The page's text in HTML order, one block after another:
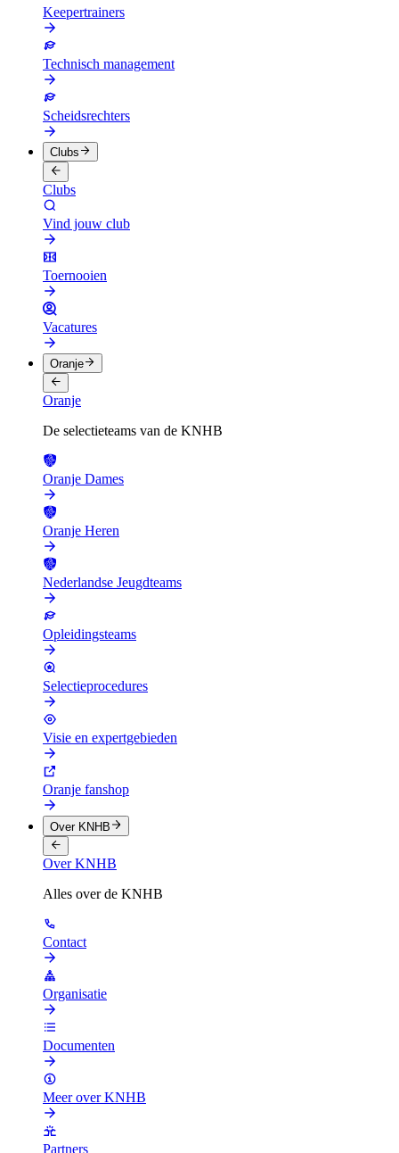
Keepertrainers
Technisch management
Scheidsrechters
Clubs
Clubs
Vind jouw club
Toernooien
Vacatures
Oranje
Oranje
De selectieteams van de KNHB
Oranje Dames
Oranje Heren
Nederlandse Jeugdteams
Opleidingsteams
Selectieprocedures
Visie en expertgebieden
Oranje fanshop
Over KNHB
Over KNHB
Alles over de KNHB
Contact
Organisatie
Documenten
Meer over KNHB
Partners